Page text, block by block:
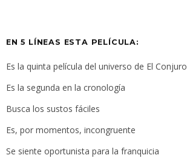
EN 5 LÍNEAS ESTA PELÍCULA:
Es la quinta película del universo de El Conjuro
Es la segunda en la cronología
Busca los sustos fáciles
Es, por momentos, incongruente
Se siente oportunista para la franquicia